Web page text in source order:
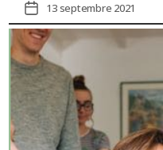
l’article
Date
de
l’article
13 septembre 2021